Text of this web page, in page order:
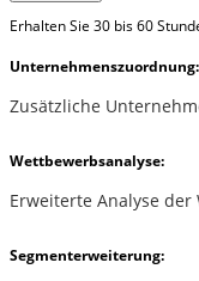
Erhalten Sie 30 bis 60
Unternehmenszuordnung:
Zusätzliche
Wettbewerbsanalyse:
Erweiterte Analyse
Segmenterweiterung: